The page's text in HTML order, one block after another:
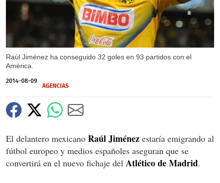
Raúl Jiménez ha conseguido 32 goles en 93 partidos con el
América.
X
2014-08-09
AGENCIAS
El delantero mexicano Raúl Jiménez estaría emigrando al
fútbol europeo y medios españoles aseguran que se
convertirá en el nuevo fichaje del Atlético de Madrid.